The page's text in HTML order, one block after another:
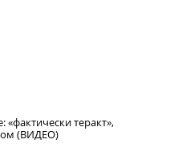
«фактически теракт»,
(ВИДЕО)